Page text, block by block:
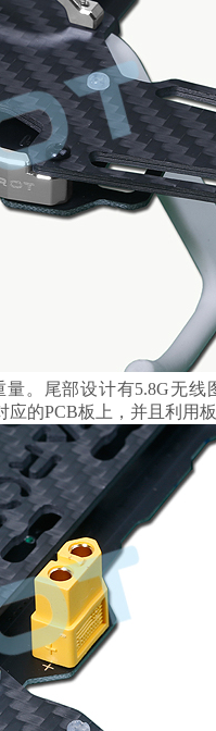
。尾部设计有5.8G无线
的PCB板上，并且利用板